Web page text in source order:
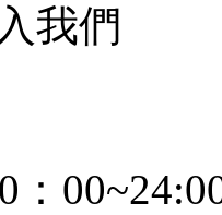
我們
：